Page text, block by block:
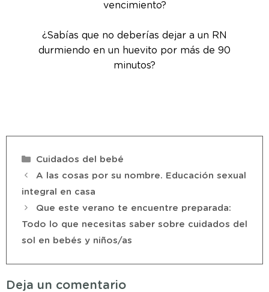
vencimiento?
¿Sabías que no deberías dejar a un RN
durmiendo en un huevito por más de 90
minutos?
Cuidados del bebé
A las cosas por su nombre. Educación sexual
integral en casa
Que este verano te encuentre preparada:
Todo lo que necesitas saber sobre cuidados del
sol en bebés y niños/as
Deja un comentario